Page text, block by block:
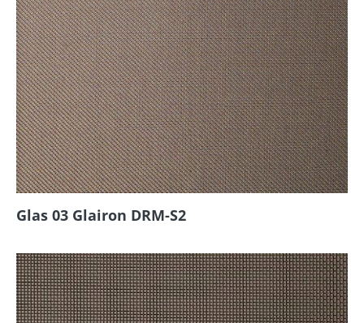
Glas 03 Glairon DRM-S2